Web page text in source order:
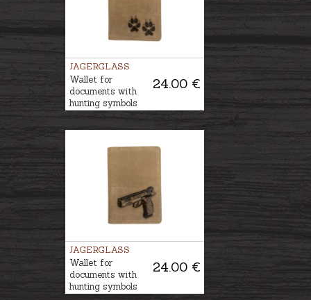
JAGERGLASS
24.00 €
Wallet for
documents with
hunting symbols
JAGERGLASS
24.00 €
Wallet for
documents with
hunting symbols